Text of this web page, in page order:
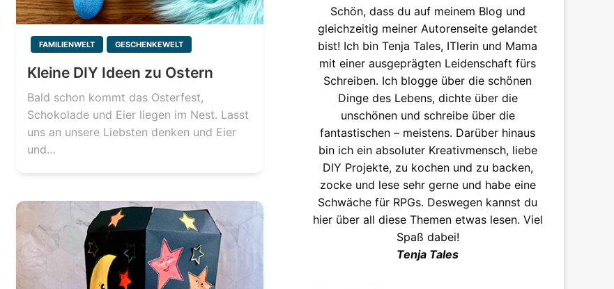
FAMILIENWELT GESCHENKEWELT
Kleine DIY Ideen zu Ostern
Bald schon kommt das Osterfest,
Schokolade und Eier liegen im Nest. Lasst
uns an unsere Liebsten denken und Eier
und…
Schön, dass du auf meinem Blog und
gleichzeitig meiner Autorenseite gelandet
bist! Ich bin Tenja Tales, ITlerin und Mama
mit einer ausgeprägten Leidenschaft fürs
Schreiben. Ich blogge über die schönen
Dinge des Lebens, dichte über die
unschönen und schreibe über die
fantastischen – meistens. Darüber hinaus
bin ich ein absoluter Kreativmensch, liebe
DIY Projekte, zu kochen und zu backen,
zocke und lese sehr gerne und habe eine
Schwäche für RPGs. Deswegen kannst du
hier über all diese Themen etwas lesen. Viel
Spaß dabei!
Tenja Tales